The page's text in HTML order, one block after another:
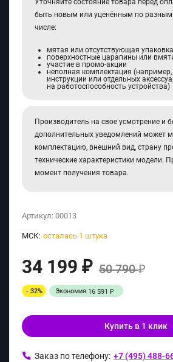
Уточняйте состояние товара перед
быть новым или уценённым по
числе:
мятая или отсутствующая упаковка
поверхностные царапины или
участие в промо-акции
неполная комплектация (например,
инструкции или отдельных
на работоспособность устройства)
Производитель на свое усмотрение и
дополнительных уведомлений может
комплектацию, внешний вид, страну
технические характеристики модели.
момент получения товара.
Артикул: 00013
МСК: осталась 1 штука
34 199 ₽ 50 790₽
- 32% Экономия 16 591 ₽
Купить в 1 клик
Заказ по телефону: +7 (495) 488-